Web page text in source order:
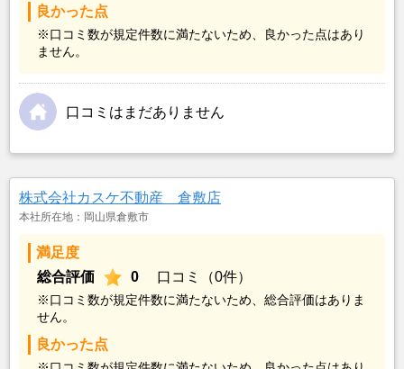
良かった点
※口コミ数が規定件数に満たないため、良かった点はあり
ません。
口コミはまだありません
株式会社カスケ不動産 倉敷店
本社所在地：岡山県倉敷市
満足度
総合評価
0 口コミ（0件）
※口コミ数が規定件数に満たないため、総合評価はありま
せん。
良かった点